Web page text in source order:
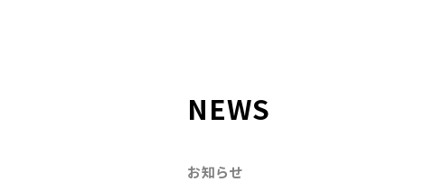
NEWS
お知らせ